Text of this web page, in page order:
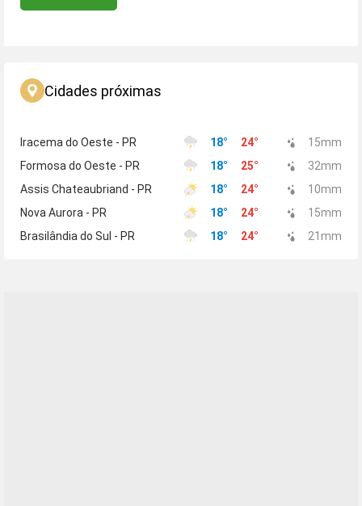
Cidades próximas
Iracema do Oeste - PR 18° 24° 15mm
Formosa do Oeste - PR
18° 25° 32mm
Assis Chateaubriand - PR
18° 24° 10mm
Nova Aurora - PR
18° 24° 15mm
Brasilândia do Sul - PR
18° 24° 21 mm